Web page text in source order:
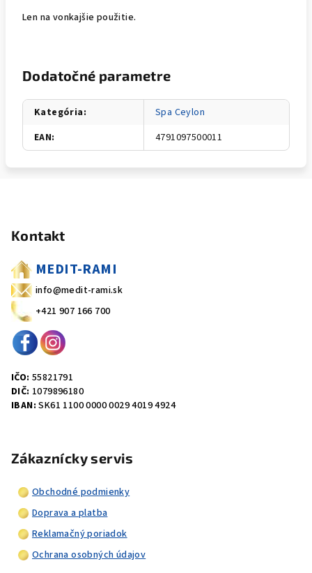
Len na vonkajšie použitie.
Dodatočné parametre
Kategória:
Spa Ceylon
EAN: 4791097500011
Kontakt
MEDIT-RAMI
info@medit-rami.sk
+421 907 166 700
IČO: 55821791
DIČ: 1079896180
IBAN: SK61 1100 0000 0029 4019 4924
Zákaznícky servis
Obchodné podmienky
Doprava a platba
Reklamačný poriadok
Ochrana osobných údajov